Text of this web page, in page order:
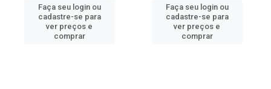
Faça seu login ou
cadastre-se para
ver preços e
comprar
Faça seu login ou
cadastre-se para
ver preços e
comprar